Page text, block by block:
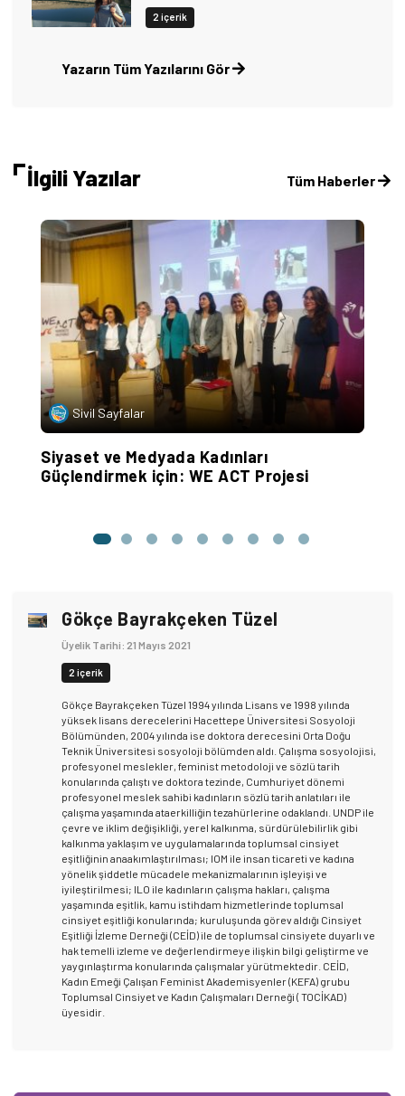
2 içerik
Yazarın Tüm Yazılarını Gör
İlgili Yazılar Tüm Haberler
Sivil Sayfalar
Siyaset ve Medyada Kadınları
Güçlendirmek için: WE ACT Projesi
Gökçe Bayrakçeken Tüzel
Üyelik Tarihi: 21 Mayıs 2021
2 içerik
Gökçe Bayrakçeken Tüzel 1994 yılında Lisans ve 1998 yılında
yüksek lisans derecelerini Hacettepe Üniversitesi Sosyoloji
Bölümünden, 2004 yılında ise doktora derecesini Orta Doğu
Teknik Üniversitesi sosyoloji bölümden aldı. Çalışma sosyolojisi,
profesyonel meslekler, feminist metodoloji ve sözlü tarih
konularında çalıştı ve doktora tezinde, Cumhuriyet dönemi
profesyonel meslek sahibi kadınların sözlü tarih anlatıları ile
çalışma yaşamında ataerkilliğin tezahürlerine odaklandı. UNDP ile
çevre ve iklim değişikliği, yerel kalkınma, sürdürülebilirlik gibi
kalkınma yaklaşım ve uygulamalarında toplumsal cinsiyet
eşitliğinin anaakımlaştırılması; IOM ile insan ticareti ve kadına
yönelik şiddetle mücadele mekanizmalarının işleyişi ve
iyileştirilmesi; ILO ile kadınların çalışma hakları, çalışma
yaşamında eşitlik, kamu istihdam hizmetlerinde toplumsal
cinsiyet eşitliği konularında; kuruluşunda görev aldığı Cinsiyet
Eşitliği İzleme Derneği (CEİD) ile de toplumsal cinsiyete duyarlı ve
hak temelli izleme ve değerlendirmeye ilişkin bilgi geliştirme ve
yaygınlaştırma konularında çalışmalar yürütmektedir. CEİD,
Kadın Emeği Çalışan Feminist Akademisyenler (KEFA) grubu
Toplumsal Cinsiyet ve Kadın Çalışmaları Derneği ( TOCİKAD)
üyesidir.